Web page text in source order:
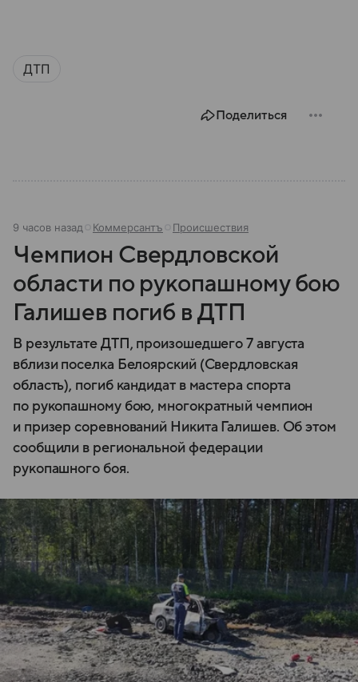
ДТП
Поделиться
9 часов назад Коммерсантъ Происшествия
Чемпион Свердловской
области по рукопашному бою
Галишев погиб в ДТП
В результате ДТП, произошедшего 7 августа
вблизи поселка Белоярский (Свердловская
область), погиб кандидат в мастера спорта
по рукопашному бою, многократный чемпион
и призер соревнований Никита Галишев. Об этом
сообщили в региональной федерации
рукопашного боя.